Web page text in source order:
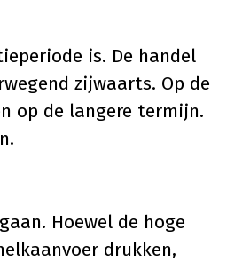
is. De handel
zijwaarts. Op de
op de langere termijn.
Hoewel de hoge
drukken,